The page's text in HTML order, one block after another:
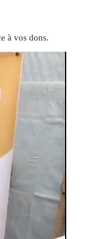
à vos dons.